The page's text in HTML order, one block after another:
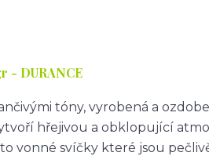
- DURANCE
tóny, vyrobená a
hřejivou a obklopující
vonné svíčky které jsou